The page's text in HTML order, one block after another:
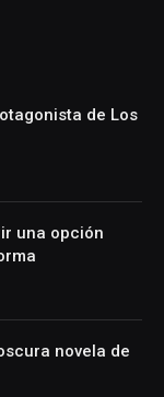
de Los
una opción
novela de